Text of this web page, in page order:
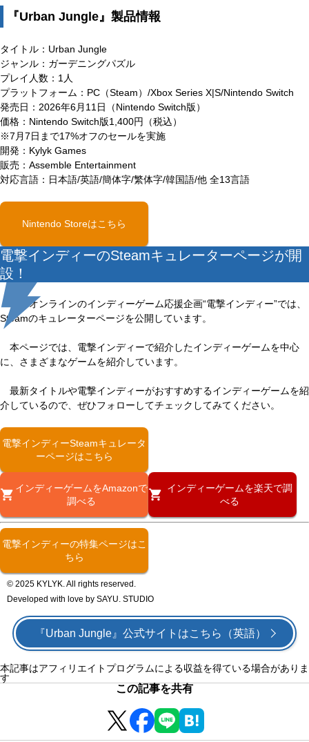
『Urban Jungle』製品情報
タイトル：Urban Jungle
ジャンル：ガーデニングパズル
プレイ人数：1人
プラットフォーム：PC（Steam）/Xbox Series X|S/Nintendo Switch
発売日：2026年6月11日（Nintendo Switch版）
価格：Nintendo Switch版1,400円（税込）
※7月7日まで17%オフのセールを実施
開発：Kylyk Games
販売：Assemble Entertainment
対応言語：日本語/英語/簡体字/繁体字/韓国語/他 全13言語
Nintendo Storeはこちら
電撃インディーのSteamキュレーターページが開
設！
電撃オンラインのインディーゲーム応援企画“電撃インディー”では、
Steamのキュレーターページを公開しています。
本ページでは、電撃インディーで紹介したインディーゲームを中心
に、さまざまなゲームを紹介しています。
最新タイトルや電撃インディーがおすすめするインディーゲームを紹
介しているので、ぜひフォローしてチェックしてみてください。
電撃インディーSteamキュレータ
ーページはこちら
インディーゲームをAmazonで
調べる
インディーゲームを楽天で調
べる
電撃インディーの特集ページはこ
ちら
© 2025 KYLYK. All rights reserved.
Developed with love by SAYU. STUDIO
『Urban Jungle』公式サイトはこちら（英語）
本記事はアフィリエイトプログラムによる収益を得ている場合がありま
す
この記事を共有